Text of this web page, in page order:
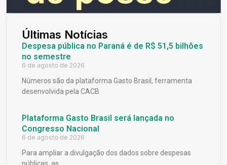
Últimas Notícias
Despesa pública no Paraná é de R$ 51,5 bilhões
no semestre
6 de agosto de 2026
Números são da plataforma Gasto Brasil, ferramenta
desenvolvida pela CACB
Plataforma Gasto Brasil será lançada no
Congresso Nacional
6 de agosto de 2026
Para ampliar a divulgação dos dados sobre despesas